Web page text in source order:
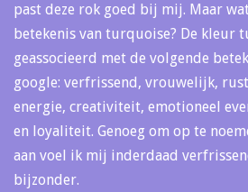
past deze rok goed bij mij. Maar
betekenis van turquoise? De kleur
geassocieerd met de volgende
google: verfrissend, vrouwelijk,
energie, creativiteit, emotioneel
en loyaliteit. Genoeg om op te
aan voel ik mij inderdaad
bijzonder.